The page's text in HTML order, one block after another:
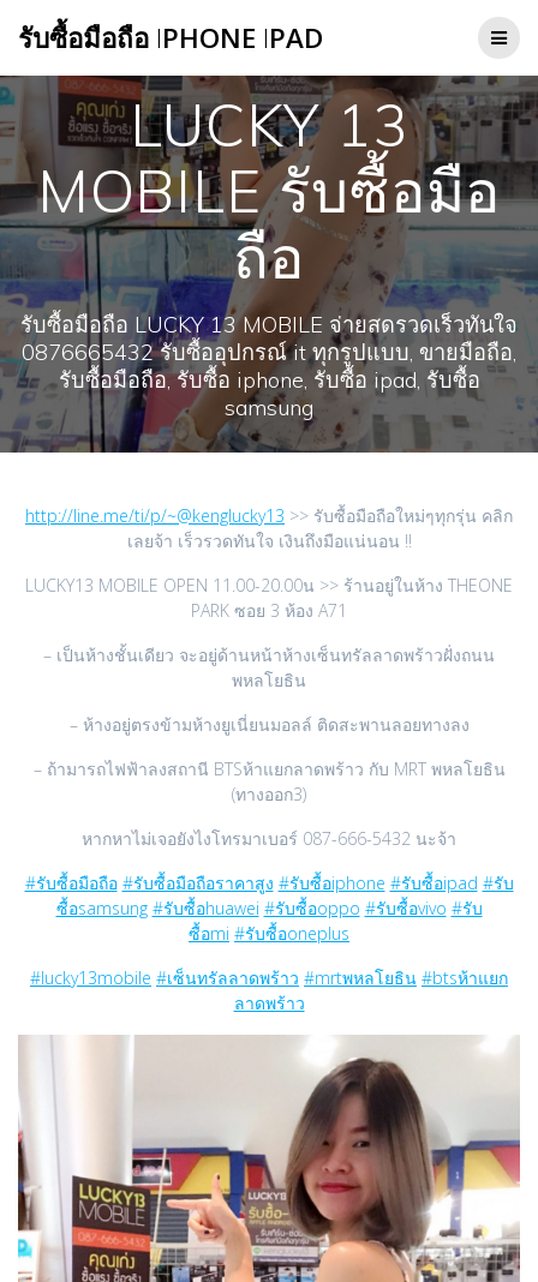
to
รับซื้อมือถือ IPHONE IPAD
LUCKY 13
MOBILE รับซื้อมือ
ถือ
รับซื้อมือถือ LUCKY 13 MOBILE จ่ายสดรวดเร็วทันใจ
0876665432 รับซื้ออุปกรณ์ it ทุกรูปแบบ, ขายมือถือ,
รับซื้อมือถือ, รับซื้อ iphone, รับซื้อ ipad, รับซื้อ
samsung
http://line.me/ti/p/~@kenglucky13 >> รับซื้อมือถือใหม่ๆทุกรุ่น คลิก
เลยจ้า เร็วรวดทันใจ เงินถึงมือแน่นอน !!
LUCKY13 MOBILE OPEN 11.00-20.00น >> ร้านอยู่ในห้าง THEONE
PARK ซอย 3 ห้อง A71
– เป็นห้างชั้นเดียว จะอยู่ด้านหน้าห้างเซ็นทรัลลาดพร้าวฝั่งถนน
พหลโยธิน
– ห้างอยู่ตรงข้ามห้างยูเนี่ยนมอลล์ ติดสะพานลอยทางลง
– ถ้ามารถไฟฟ้าลงสถานี BTSห้าแยกลาดพร้าว กับ MRT พหลโยธิน
(ทางออก3)
หากหาไม่เจอยังไงโทรมาเบอร์ 087-666-5432 นะจ้า
#รับซื้อมือถือ #รับซื้อมือถือราคาสูง #รับซื้อiphone #รับซื้อipad #รับ
ซื้อsamsung #รับซื้อhuawei #รับซื้อoppo #รับซื้อvivo #รับ
ซื้อmi #รับซื้อoneplus
#lucky13mobile #เซ็นทรัลลาดพร้าว #mrtพหลโยธิน #btsห้าแยก
ลาดพร้าว